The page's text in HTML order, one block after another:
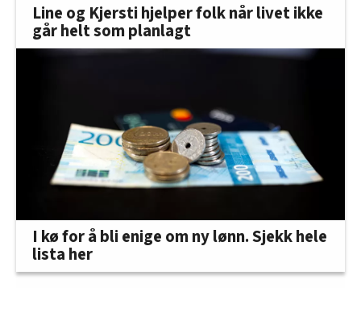
Line og Kjersti hjelper folk når livet ikke
går helt som planlagt
I kø for å bli enige om ny lønn. Sjekk hele
lista her